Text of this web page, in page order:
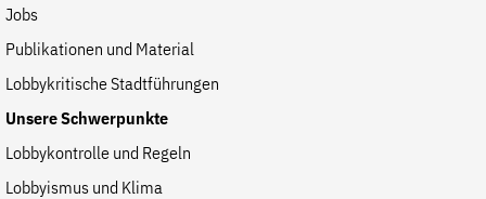
Jobs
Publikationen und Material
Lobbykritische Stadtführungen
Unsere Schwerpunkte
Lobbykontrolle und Regeln
Lobbyismus und Klima